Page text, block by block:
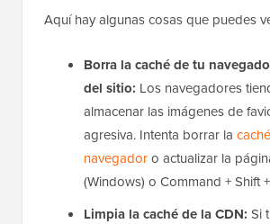
WordPress pero aún se muestra, esto
porque su navegador o sitio web
sirviendo una versión en caché del
Aquí hay algunas cosas que puedes
Borra la caché de tu